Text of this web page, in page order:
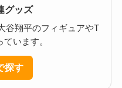
グッズ
谷翔平のフィギュアやT
います。
探す